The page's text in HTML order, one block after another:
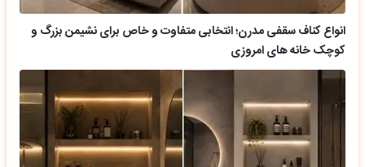
انواع کناف سقفی مدرن؛ انتخابی متفاوت و خاص برای نشیمن بزرگ و
کوچک خانه های امروزی